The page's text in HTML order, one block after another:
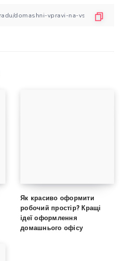
Як красиво оформити
робочий простір? Кращі
ідеї оформлення
домашнього офісу